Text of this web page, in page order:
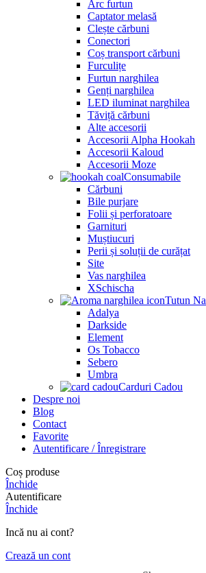
Arc furtun
Captator melasă
Clește cărbuni
Conectori
Coș transport cărbuni
Furculițe
Furtun narghilea
Genți narghilea
LED iluminat narghilea
Tăviță cărbuni
Alte accesorii
Accesorii Alpha Hookah
Accesorii Kaloud
Accesorii Moze
Consumabile
Cărbuni
Bile purjare
Folii și perforatoare
Garnituri
Muștiucuri
Perii și soluții de curățat
Site
Vas narghilea
XSchischa
Tutun
Adalya
Darkside
Element
Os Tobacco
Sebero
Umbra
Carduri Cadou
Despre noi
Blog
Contact
Favorite
Autentificare / Înregistrare
Coș produse
Închide
Autentificare
Închide
Incă nu ai cont?
Crează un cont